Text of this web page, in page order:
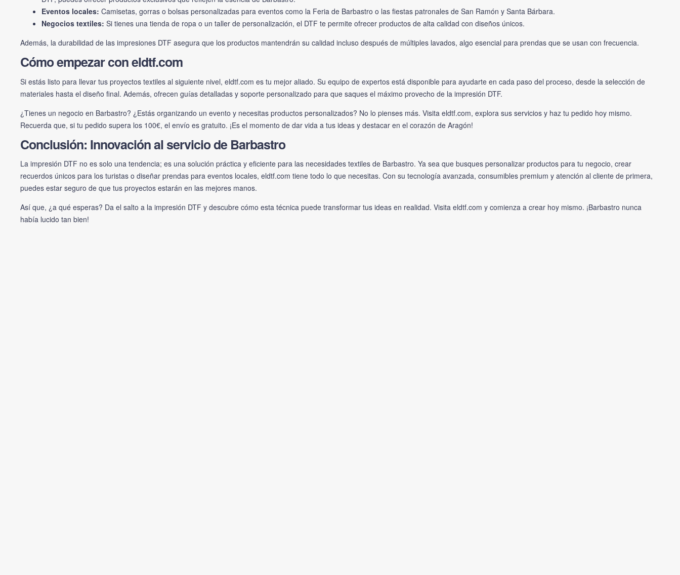
Eventos locales: Camisetas, gorras o bolsas personalizadas para eventos como la Feria de Barbastro o las fiestas patronales de San Ramón y Santa Bárbara.
Negocios textiles: Si tienes una tienda de ropa o un taller de personalización, el DTF te permite ofrecer productos de alta calidad con diseños únicos.
Además, la durabilidad de las impresiones DTF asegura que los productos mantendrán su calidad incluso después de múltiples lavados, algo esencial para prendas que se usan con frecuencia.
Cómo empezar con eldtf.com
Si estás listo para llevar tus proyectos textiles al siguiente nivel, eldtf.com es tu mejor aliado. Su equipo de expertos está disponible para ayudarte en cada paso del proceso, desde la selección de
materiales hasta el diseño final. Además, ofrecen guías detalladas y soporte personalizado para que saques el máximo provecho de la impresión DTF.
¿Tienes un negocio en Barbastro? ¿Estás organizando un evento y necesitas productos personalizados? No lo pienses más. Visita eldtf.com, explora sus servicios y haz tu pedido hoy mismo.
Recuerda que, si tu pedido supera los 100€, el envío es gratuito. ¡Es el momento de dar vida a tus ideas y destacar en el corazón de Aragón!
Conclusión: Innovación al servicio de Barbastro
La impresión DTF no es solo una tendencia; es una solución práctica y eficiente para las necesidades textiles de Barbastro. Ya sea que busques personalizar productos para tu negocio, crear
recuerdos únicos para los turistas o diseñar prendas para eventos locales, eldtf.com tiene todo lo que necesitas. Con su tecnología avanzada, consumibles premium y atención al cliente de primera,
puedes estar seguro de que tus proyectos estarán en las mejores manos.
Así que, ¿a qué esperas? Da el salto a la impresión DTF y descubre cómo esta técnica puede transformar tus ideas en realidad. Visita eldtf.com y comienza a crear hoy mismo. ¡Barbastro nunca
había lucido tan bien!